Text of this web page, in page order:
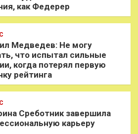
как Федерер
Медведев: Не могу
что испытал сильные
когда потерял первую
рейтинга
Среботник завершила
карьеру